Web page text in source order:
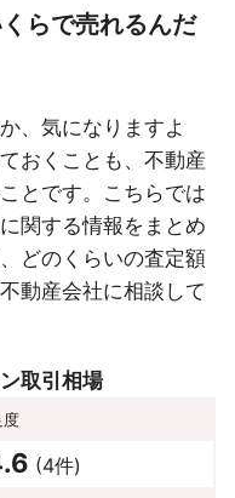
らで売れるんだ
、気になりますよ
おくことも、不動産
とです。こちらでは
関する情報をまとめ
どのくらいの査定額
動産会社に相談して
取引相場
度
(4件)